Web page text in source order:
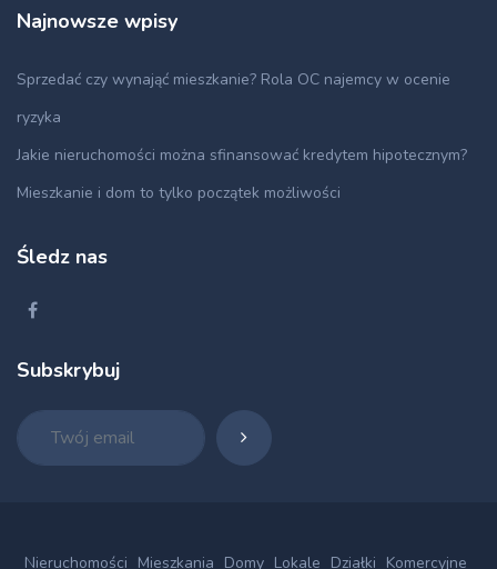
Najnowsze wpisy
Sprzedać czy wynająć mieszkanie? Rola OC najemcy w ocenie
ryzyka
Jakie nieruchomości można sfinansować kredytem hipotecznym?
Mieszkanie i dom to tylko początek możliwości
Śledz nas
Subskrybuj
Nieruchomości Mieszkania Domy Lokale Działki Komercyjne